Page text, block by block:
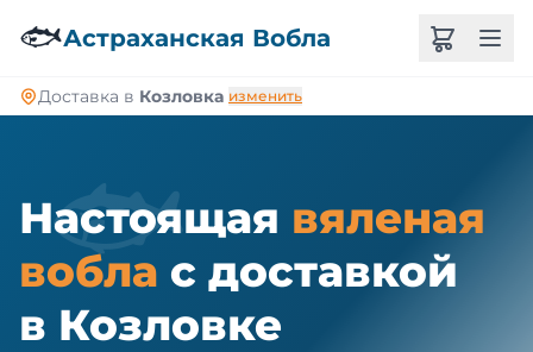
🐟Астраханская Вобла
Доставка в Козловка изменить
🐟
Настоящая вяленая
вобла с доставкой
в Козловке